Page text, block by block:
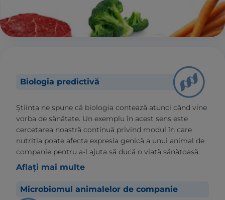
Biologia predictivă
Știința ne spune că biologia contează atunci când vine
vorba de sănătate. Un exemplu în acest sens este
cercetarea noastră continuă privind modul în care
nutriția poate afecta expresia genică a unui animal de
companie pentru a-l ajuta să ducă o viață sănătoasă.
Aflați mai multe
Microbiomul animalelor de companie